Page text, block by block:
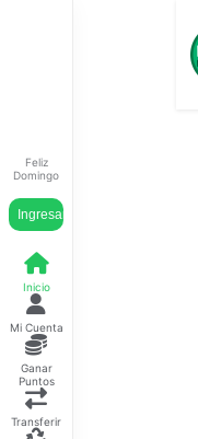
Feliz
Domingo
Ingresar
Inicio
Mi Cuenta
Ganar
Puntos
Transferir